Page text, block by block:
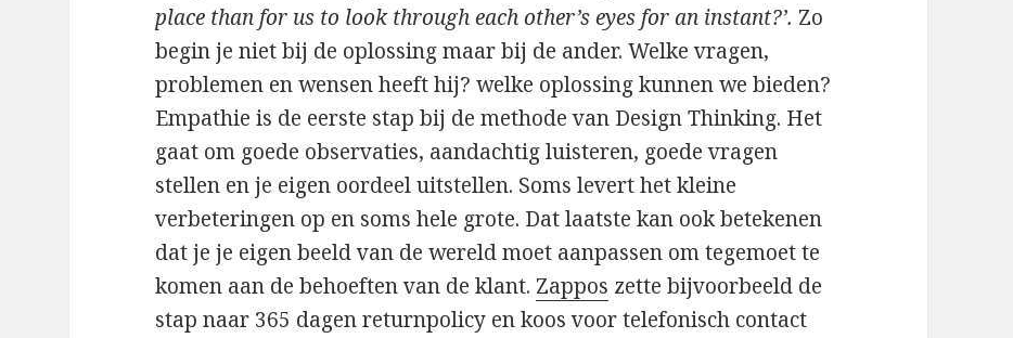
place than for us to look through each other’s eyes for an instant?’. Zo
begin je niet bij de oplossing maar bij de ander. Welke vragen,
problemen en wensen heeft hij? welke oplossing kunnen we bieden?
Empathie is de eerste stap bij de methode van Design Thinking. Het
gaat om goede observaties, aandachtig luisteren, goede vragen
stellen en je eigen oordeel uitstellen. Soms levert het kleine
verbeteringen op en soms hele grote. Dat laatste kan ook betekenen
dat je je eigen beeld van de wereld moet aanpassen om tegemoet te
komen aan de behoeften van de klant. Zappos zette bijvoorbeeld de
stap naar 365 dagen returnpolicy en koos voor telefonisch contact